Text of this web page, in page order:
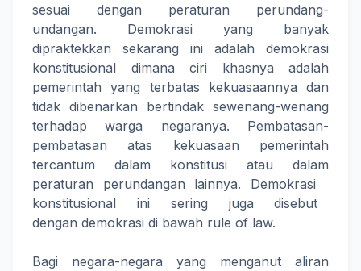
sesuai dengan peraturan perundang-
undangan. Demokrasi yang banyak
dipraktekkan sekarang ini adalah demokrasi
konstitusional dimana ciri khasnya adalah
pemerintah yang terbatas kekuasaannya dan
tidak dibenarkan bertindak sewenang-wenang
terhadap warga negaranya. Pembatasan-
pembatasan atas kekuasaan pemerintah
tercantum dalam konstitusi atau dalam
peraturan perundangan lainnya. Demokrasi
konstitusional ini sering juga disebut
dengan demokrasi di bawah rule of law.
Bagi negara-negara yang menganut aliran